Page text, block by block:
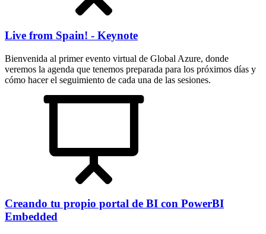
Live from Spain! - Keynote
Bienvenida al primer evento virtual de Global Azure, donde
veremos la agenda que tenemos preparada para los próximos días y
cómo hacer el seguimiento de cada una de las sesiones.
Creando tu propio portal de BI con PowerBI
Embedded